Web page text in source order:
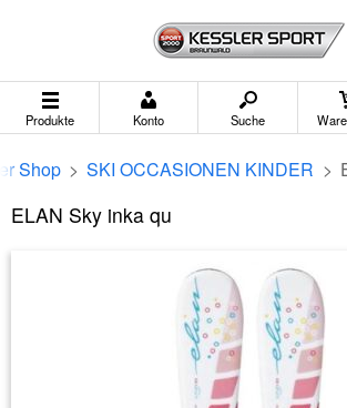
Produkte Konto Suche
Shop > SKI OCCASIONEN KINDER >
ELAN Sky inka qu